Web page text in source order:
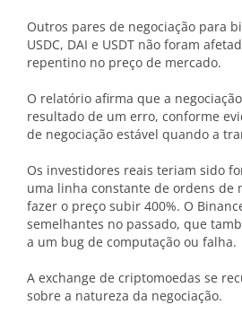
Outros pares de negociação para
USDC, DAI e USDT não foram
repentino no preço de mercado.
O relatório afirma que a
resultado de um erro, conforme
de negociação estável quando a
Os investidores reais teriam sido
uma linha constante de ordens de
fazer o preço subir 400%. O
semelhantes no passado, que
a um bug de computação ou falha.
A exchange de criptomoedas se
sobre a natureza da negociação.